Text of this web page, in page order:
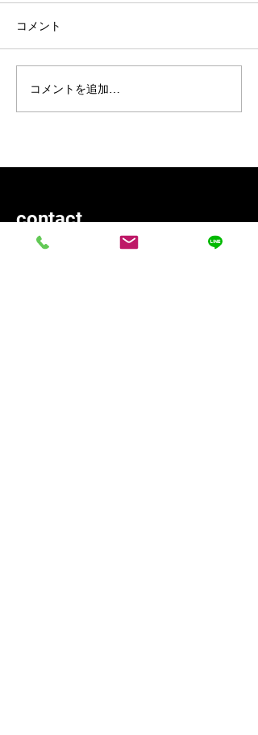
コメント
コメントを追加…
contact
〒338-0001